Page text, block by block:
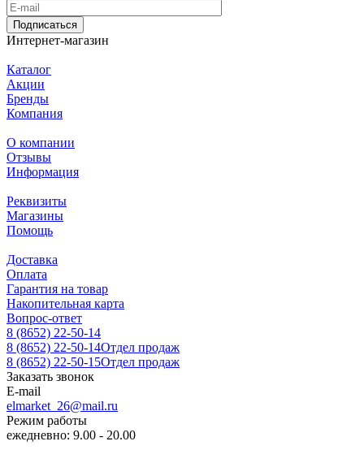
Подписаться
Интернет-магазин
Каталог
Акции
Бренды
Компания
О компании
Отзывы
Информация
Реквизиты
Магазины
Помощь
Доставка
Оплата
Гарантия на товар
Накопительная карта
Вопрос-ответ
8 (8652) 22-50-14
8 (8652) 22-50-14Отдел продаж
8 (8652) 22-50-15Отдел продаж
Заказать звонок
E-mail
elmarket_26@mail.ru
Режим работы
ежедневно: 9.00 - 20.00